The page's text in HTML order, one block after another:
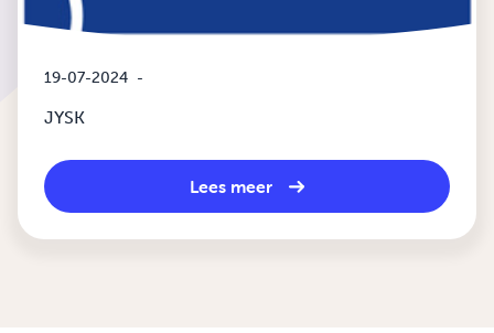
19-07-2024 -
JYSK
Lees meer